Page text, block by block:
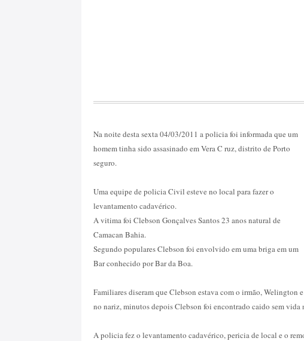
Na noite desta sexta 04/03/2011 a policia foi informada que um
homem tinha sido assasinado em Vera C ruz, distrito de Porto
seguro.
Uma equipe de policia Civil esteve no local para fazer o
levantamento cadavérico.
A vitima foi Clebson Gonçalves Santos 23 anos natural de
Camacan Bahia.
Segundo populares Clebson foi envolvido em uma briga em um
Bar conhecido por Bar da Boa.
Familiares diseram que Clebson estava com o irmão,
no nariz, minutos depois Clebson foi encontrado caido sem vida
A policia fez o levantamento cadavérico, pericia de local e o